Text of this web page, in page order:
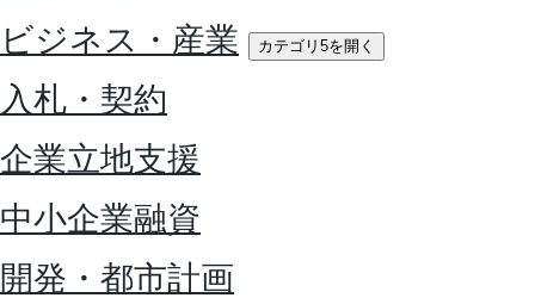
ビジネス・産業
カテゴリ5を開く
入札・契約
企業立地支援
中小企業融資
開発・都市計画